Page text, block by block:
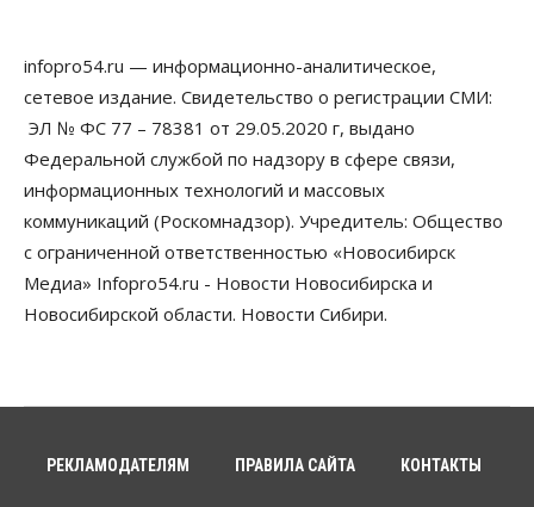
Бизнес Право&Порядок
Злоумышленники опять атакуют
новосибирские компании через электронную
почту
06 Августа 2026, 11:00
Общество
Медики готовятся к второму пику активности
клещей в Новосибирской области
06 Августа 2026, 10:00
06 Августа 2026, 09:00
Застройщики Новосибирска
infopro54.ru — информационно-аналитическое,
сетевое издание. Свидетельство о регистрации СМИ:
ЭЛ № ФС 77 – 78381 от 29.05.2020 г, выдано
Федеральной службой по надзору в сфере связи,
информационных технологий и массовых
коммуникаций (Роскомнадзор). Учредитель: Общество
с ограниченной ответственностью «Новосибирск
Медиа» Infopro54.ru - Новости Новосибирска и
Новосибирской области. Новости Сибири.
РЕКЛАМОДАТЕЛЯМ ПРАВИЛА САЙТА КОНТАКТЫ